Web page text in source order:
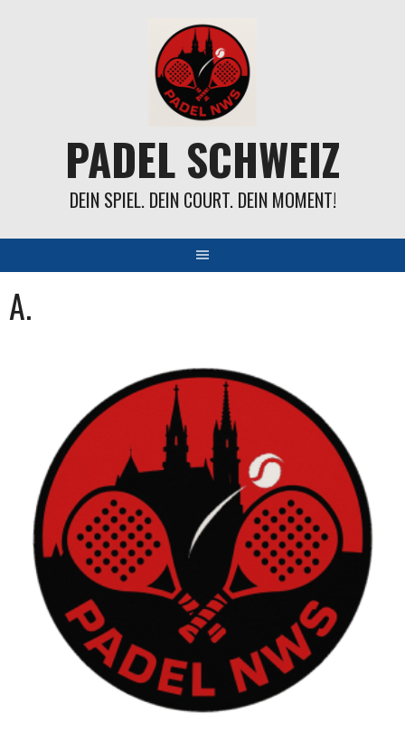
PADEL SCHWEIZ
DEIN SPIEL. DEIN COURT. DEIN MOMENT!
A.